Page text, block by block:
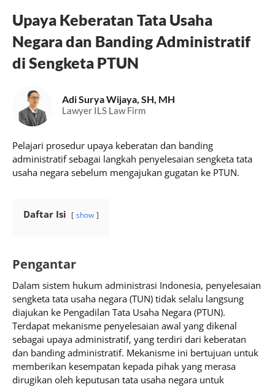
Upaya Keberatan Tata Usaha
Negara dan Banding Administratif
di Sengketa PTUN
Adi Surya Wijaya, SH, MH
Lawyer ILS Law Firm
Pelajari prosedur upaya keberatan dan banding
administratif sebagai langkah penyelesaian sengketa tata
usaha negara sebelum mengajukan gugatan ke PTUN.
Daftar Isi show
Pengantar
Dalam sistem hukum administrasi Indonesia, penyelesaian
sengketa tata usaha negara (TUN) tidak selalu langsung
diajukan ke Pengadilan Tata Usaha Negara (PTUN).
Terdapat mekanisme penyelesaian awal yang dikenal
sebagai upaya administratif, yang terdiri dari keberatan
dan banding administratif. Mekanisme ini bertujuan untuk
memberikan kesempatan kepada pihak yang merasa
dirugikan oleh keputusan tata usaha negara untuk